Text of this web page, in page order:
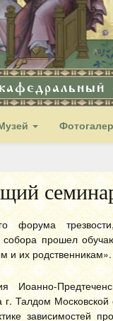
форума
собора прошел
и их родственникам».
Талдом Московской
зависимостей